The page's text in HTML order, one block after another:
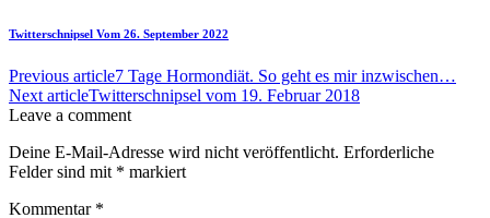
Twitterschnipsel Vom 26. September 2022
Previous article7 Tage Hormondiät. So geht es mir inzwischen…
Next articleTwitterschnipsel vom 19. Februar 2018
Leave a comment
Deine E-Mail-Adresse wird nicht veröffentlicht. Erforderliche
Felder sind mit * markiert
Kommentar *